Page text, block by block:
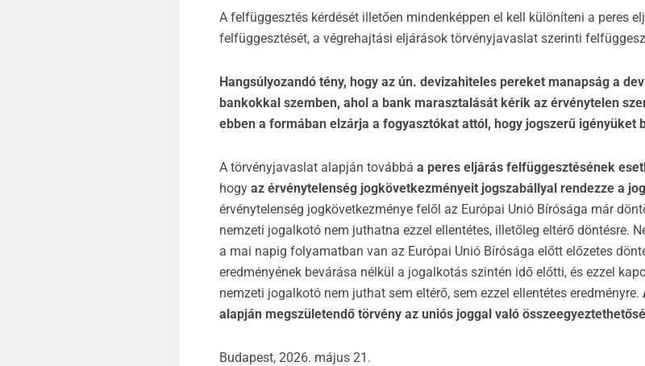
A felfüggesztés kérdését illetően mindenképpen el kell különíteni a peres
felfüggesztését, a végrehajtási eljárások törvényjavaslat szerinti
Hangsúlyozandó tény, hogy az ún. devizahiteles pereket manapság a
bankokkal szemben, ahol a bank marasztalását kérik az érvénytelen
ebben a formában elzárja a fogyasztókat attól, hogy jogszerű igényüket
A törvényjavaslat alapján továbbá a peres eljárás felfüggesztésének
hogy az érvénytelenség jogkövetkezményeit jogszabállyal rendezze a
érvénytelenség jogkövetkezménye felől az Európai Unió Bírósága már
nemzeti jogalkotó nem juthatna ezzel ellentétes, illetőleg eltérő döntésre.
a mai napig folyamatban van az Európai Unió Bírósága előtt előzetes
eredményének bevárása nélkül a jogalkotás szintén idő előtti, és ezzel
nemzeti jogalkotó nem juthat sem eltérő, sem ezzel ellentétes eredményre.
alapján megszületendő törvény az uniós joggal való
Budapest, 2026. május 21.